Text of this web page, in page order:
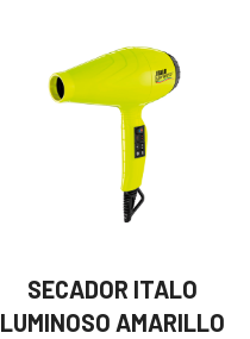
SECADOR ITALO
LUMINOSO AMARILLO